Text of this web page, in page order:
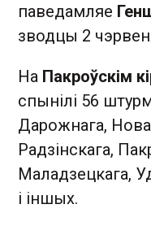
паведамляе
зводцы 2
На Пакроўскім
спынілі 56
Дарожнага,
Радзінскага,
Маладзецкага,
і іншых.